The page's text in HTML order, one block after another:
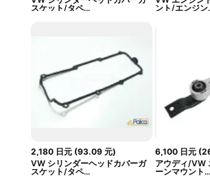
スケット/タペ...
ント/エンジン
2,180 日元(93.09 元)
VW シリンダーヘッドカバーガ
スケット/タペ...
6,100 日元 (
アウディ/VW
ーンマウント...